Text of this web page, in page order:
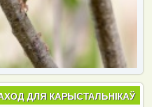
ДЛЯ КАРЫСТАЛЬНІКАЎ